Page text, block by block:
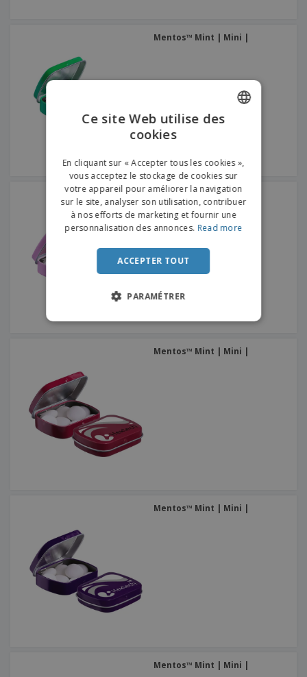
Mentos™ Mint | Mini |
Mentos™ Mint | Mini |
Mentos™ Mint | Mini |
Mentos™ Mint | Mini |
Mentos™ Mint | Mini |
DUTCH
PORTUGUESE
SPANISH
ITALIAN
Ce site Web utilise des
cookies
En cliquant sur « Accepter tous les cookies »,
vous acceptez le stockage de cookies sur
votre appareil pour améliorer la navigation
sur le site, analyser son utilisation, contribuer
à nos efforts de marketing et fournir une
personnalisation des annonces. Read more
ACCEPTER TOUT
PARAMÉTRER